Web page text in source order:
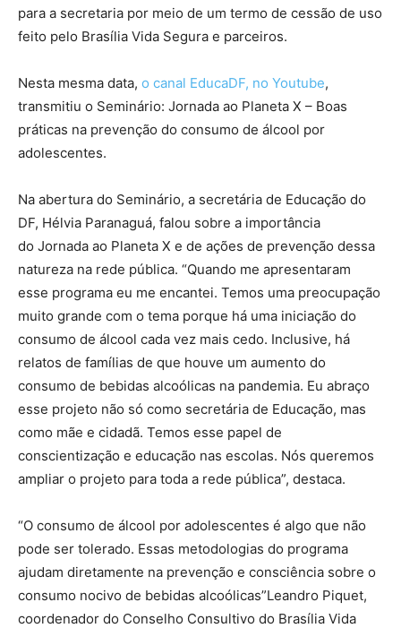
para a secretaria por meio de um termo de cessão de uso
feito pelo Brasília Vida Segura e parceiros.
Nesta mesma data, o canal EducaDF, no Youtube,
transmitiu o Seminário: Jornada ao Planeta X – Boas
práticas na prevenção do consumo de álcool por
adolescentes.
Na abertura do Seminário, a secretária de Educação do
DF, Hélvia Paranaguá, falou sobre a importância
do Jornada ao Planeta X e de ações de prevenção dessa
natureza na rede pública. “Quando me apresentaram
esse programa eu me encantei. Temos uma preocupação
muito grande com o tema porque há uma iniciação do
consumo de álcool cada vez mais cedo. Inclusive, há
relatos de famílias de que houve um aumento do
consumo de bebidas alcoólicas na pandemia. Eu abraço
esse projeto não só como secretária de Educação, mas
como mãe e cidadã. Temos esse papel de
conscientização e educação nas escolas. Nós queremos
ampliar o projeto para toda a rede pública”, destaca.
“O consumo de álcool por adolescentes é algo que não
pode ser tolerado. Essas metodologias do programa
ajudam diretamente na prevenção e consciência sobre o
consumo nocivo de bebidas alcoólicas”Leandro Piquet,
coordenador do Conselho Consultivo do Brasília Vida